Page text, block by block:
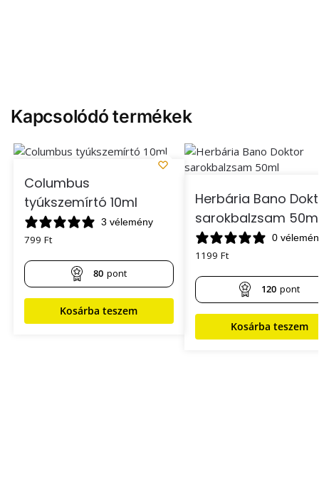
Kapcsolódó termékek
Columbus
tyúkszemírtó 10ml
3 vélemény
799 Ft
80 pont
Kosárba teszem
Herbária Bano
sarokbalzsam
0
1199 Ft
120 pont
Kosárba teszem